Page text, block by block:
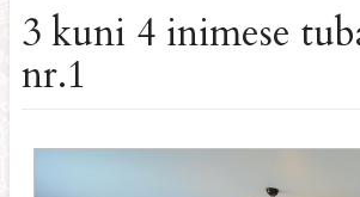
3 kuni 4 inimese
nr.1